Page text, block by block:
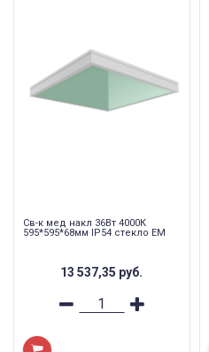
Св-к мед накл 36Вт 4000К
595*595*68мм IP54 стекло EM
13 537,35 руб.